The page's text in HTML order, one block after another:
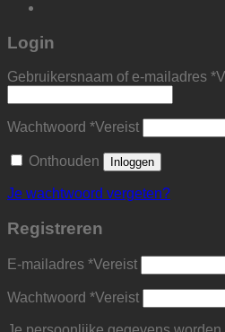
Login
Gebruikersnaam of e-mailadres *
Wachtwoord *Vereist
Onthouden Inloggen
Je wachtwoord vergeten?
Registreren
E-mailadres *Vereist
Wachtwoord *Vereist